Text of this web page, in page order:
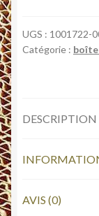
UGS : 1001722-
Catégorie :
DESCRIPTION
AVIS (0)